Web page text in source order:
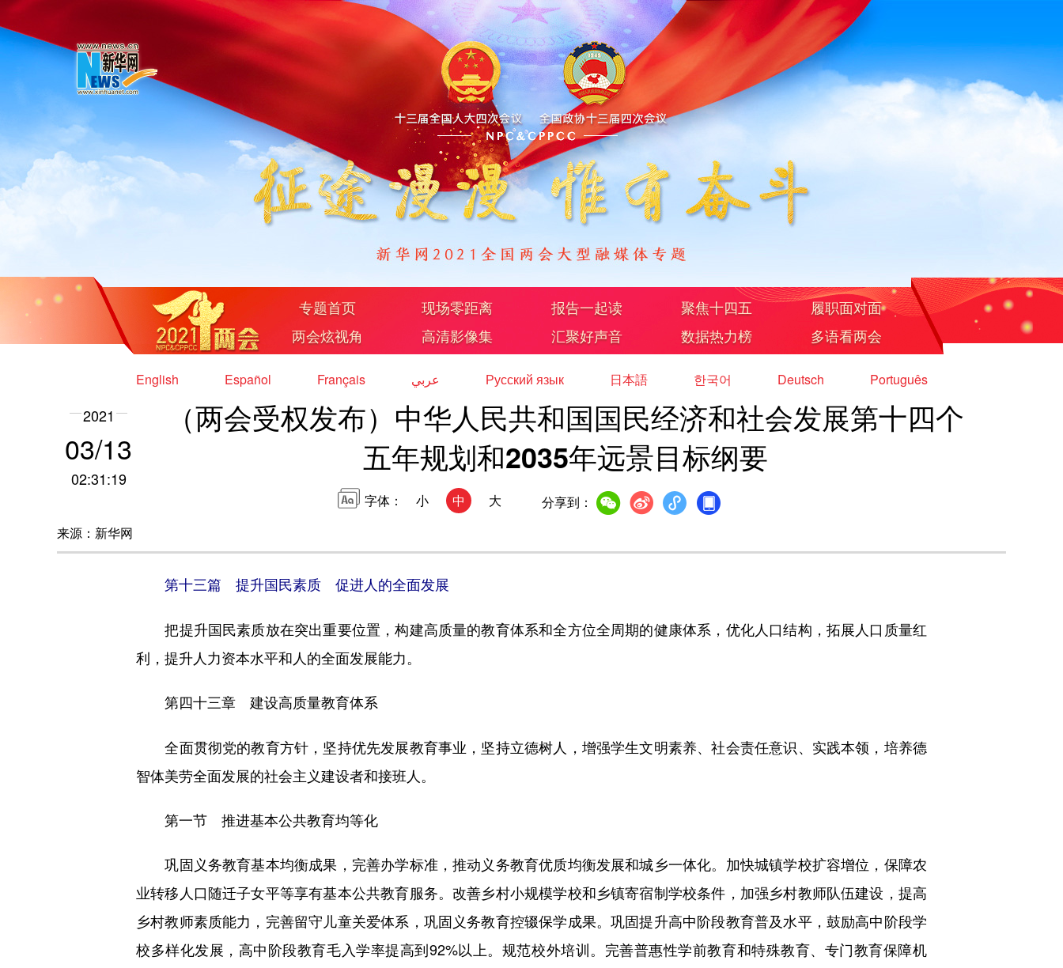
专题首页 现场零距离 报告一起读 聚焦十四五
履职面对面
两会炫视角
高清影像集 汇聚好声音 数据热力榜 多语看两会
English Español Français Русский язык 日本語 한국어 Deutsch Português
2021
03/13
02:31:19
来源：新华网
（两会受权发布）中华人民共和国国民经济和社会发展第十四个
五年规划和2035年远景目标纲要
字体： 小 中 大 分享到：
第十三篇 提升国民素质 促进人的全面发展
把提升国民素质放在突出重要位置，构建高质量的教育体系和全方位全周期的健康体系，优化人口结构，拓展人口质量红
利，提升人力资本水平和人的全面发展能力。
第四十三章 建设高质量教育体系
全面贯彻党的教育方针，坚持优先发展教育事业，坚持立德树人，增强学生文明素养、社会责任意识、实践本领，培养德
智体美劳全面发展的社会主义建设者和接班人。
第一节 推进基本公共教育均等化
巩固义务教育基本均衡成果，完善办学标准，推动义务教育优质均衡发展和城乡一体化。加快城镇学校扩容增位，保障农
业转移人口随迁子女平等享有基本公共教育服务。改善乡村小规模学校和乡镇寄宿制学校条件，加强乡村教师队伍建设，提高
乡村教师素质能力，完善留守儿童关爱体系，巩固义务教育控辍保学成果。巩固提升高中阶段教育普及水平，鼓励高中阶段学
校多样化发展，高中阶段教育毛入学率提高到92%以上。规范校外培训。完善普惠性学前教育和特殊教育、专门教育保障机